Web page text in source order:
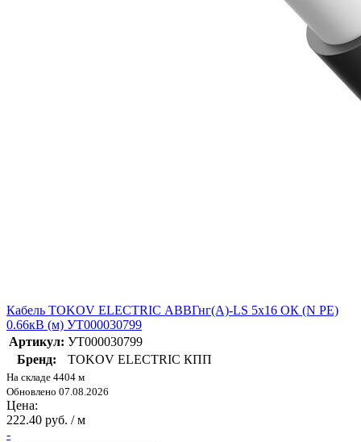
Кабель TOKOV ELECTRIC АВВГнг(А)-LS 5х16 ОК (N PE)
0.66кВ (м) УТ000030799
Артикул: УТ000030799
Бренд:
TOKOV ELECTRIC КПП
На складе 4404 м
Обновлено 07.08.2026
Цена:
222.40 руб. / м
-